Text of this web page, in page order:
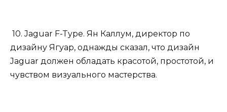
10. Jaguar F-Type. Ян Каллум, директор по
дизайну Ягуар, однажды сказал, что дизайн
Jaguar должен обладать красотой, простотой, и
чувством визуального мастерства.